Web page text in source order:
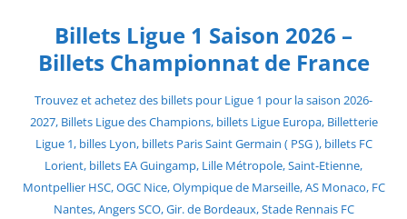
contentBillets Ligue 1 Saison 2026 –
Billets Championnat de France
Trouvez et achetez des billets pour Ligue 1 pour la saison 2026-
2027, Billets Ligue des Champions, billets Ligue Europa, Billetterie
Ligue 1, billes Lyon, billets Paris Saint Germain ( PSG ), billets FC
Lorient, billets EA Guingamp, Lille Métropole, Saint-Etienne,
Montpellier HSC, OGC Nice, Olympique de Marseille, AS Monaco, FC
Nantes, Angers SCO, Gir. de Bordeaux, Stade Rennais FC